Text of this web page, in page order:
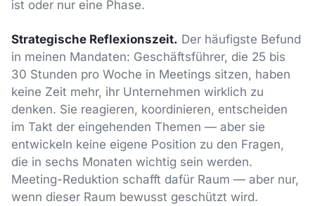
ist oder nur eine Phase.
Strategische Reflexionszeit. Der häufigste Befund
in meinen Mandaten: Geschäftsführer, die 25 bis
30 Stunden pro Woche in Meetings sitzen, haben
keine Zeit mehr, ihr Unternehmen wirklich zu
denken. Sie reagieren, koordinieren, entscheiden
im Takt der eingehenden Themen — aber sie
entwickeln keine eigene Position zu den Fragen,
die in sechs Monaten wichtig sein werden.
Meeting-Reduktion schafft dafür Raum — aber nur,
wenn dieser Raum bewusst geschützt wird.